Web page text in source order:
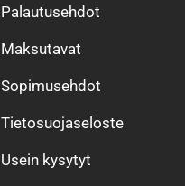
Palautusehdot
Maksutavat
Sopimusehdot
Tietosuojaseloste
Usein kysytyt